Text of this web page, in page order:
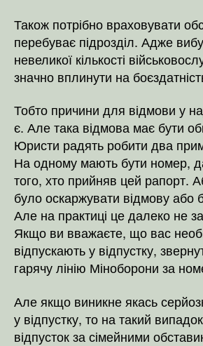
Також потрібно враховувати
перебуває підрозділ. Адже
невеликої кількості
значно вплинути на
Тобто причини для відмови у
є. Але така відмова має бути
Юристи радять робити два
На одному мають бути номер,
того, хто прийняв цей рапорт.
було оскаржувати відмову або
Але на практиці це далеко не
Якщо ви вважаєте, що вас
відпускають у відпустку,
гарячу лінію Міноборони за
Але якщо виникне якась
у відпустку, то на такий
відпусток за сімейними